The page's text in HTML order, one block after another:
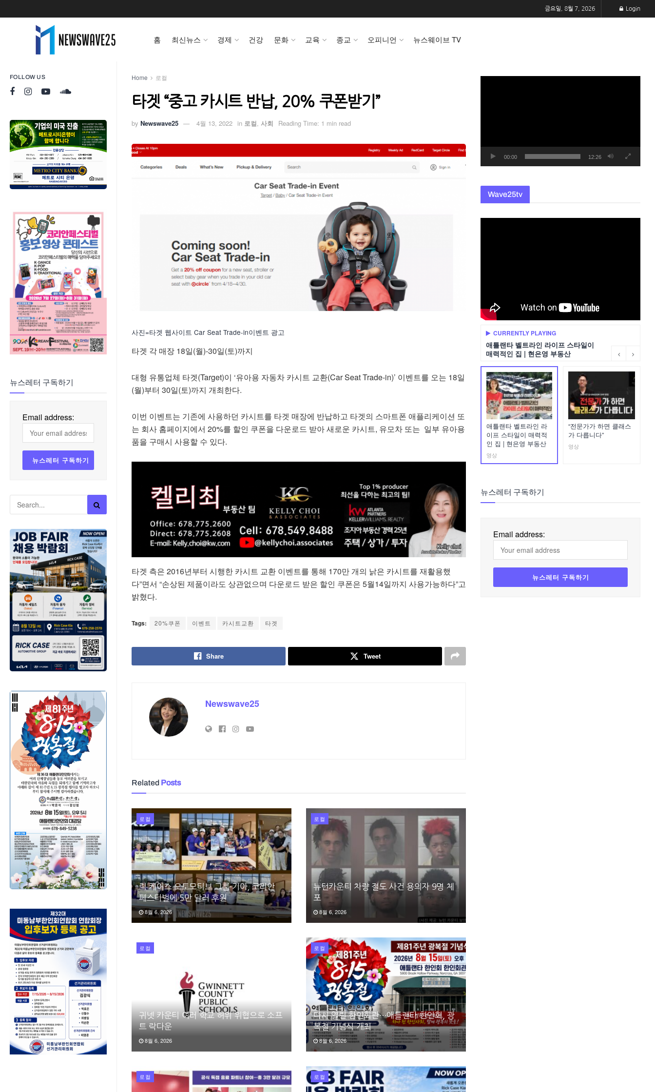
FOLLOW US
뉴스레터 구독하기
Email address:
금요일, 8월 7, 2026 Login
홈 최신뉴스 경제 건강 문화 교육 종교 오피니언 뉴스웨이브 TV
Home 로컬
타겟 “중고 카시트 반납, 20% 쿠폰받기”
by Newswave25 4월 13, 2022 in 로컬, 사회 Reading Time: 1 min read
사진=타겟 웹사이트 Car Seat Trade-in이벤트 광고
타겟 각 매장 18일(월)-30일(토)까지
대형 유통업체 타겟(Target)이 ‘유아용 자동차 카시트 교환(Car Seat Trade-in)’ 이벤트를 오는 18일
(월)부터 30일(토)까지 개최한다.
이번 이벤트는 기존에 사용하던 카시트를 타겟 매장에 반납하고 타겟의 스마트폰 애플리케이션 또
는 회사 홈페이지에서 20%를 할인 쿠폰을 다운로드 받아 새로운 카시트, 유모차 또는 일부 유아용
품을 구매시 사용할 수 있다.
타겟 측은 2016년부터 시행한 카시트 교환 이벤트를 통해 170만 개의 낡은 카시트를 재활용했
다”면서 “손상된 제품이라도 상관없으며 다운로드 받은 할인 쿠폰은 5월14일까지 사용가능하다”고
밝혔다.
Tags: 20%쿠폰 이벤트 카시트교환 타겟
Share Tweet
Newswave25
Related Posts
로컬
릭 케이스 오토모티브 그룹·기아, 코리안
페스티벌에 5만 달러 후원
8월 6, 2026
로컬
뉴턴카운티 차량 절도 사건 용의자 9명 체
포
8월 6, 2026
로컬
귀넷 카운티 여러 학교 허위 위협으로 소프
트 락다운
8월 6, 2026
로컬
다시 열린 한인회관…애틀랜타 한인회, 광
복절 기념식 개최
8월 6, 2026
로컬 로컬
00:00 12:26
Wave25tv
CURRENTLY PLAYING
애틀랜타 벨트라인 라이프 스타일이
매력적인 집 | 현은영 부동산
애틀랜타 벨트라인 라
이프 스타일이 매력적
인 집 | 현은영 부동산
영상
“전문가가 하면 클래스
가 다릅니다”
영상
뉴스레터 구독하기
Email address: